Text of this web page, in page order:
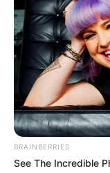
Όλα τα κείμενα και
ΝΙΚΟΛΑΟΣ
γραπτή άδεια του
BRAINBERRIES
See The Incredible